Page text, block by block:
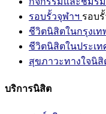
รอบรั้วจุฬาฯ รอบ
ชีวิตนิสิตในกรุงเท
ชีวิตนิสิตในประเท
สุขภาวะทางใจนิสิ
บริการนิสิต